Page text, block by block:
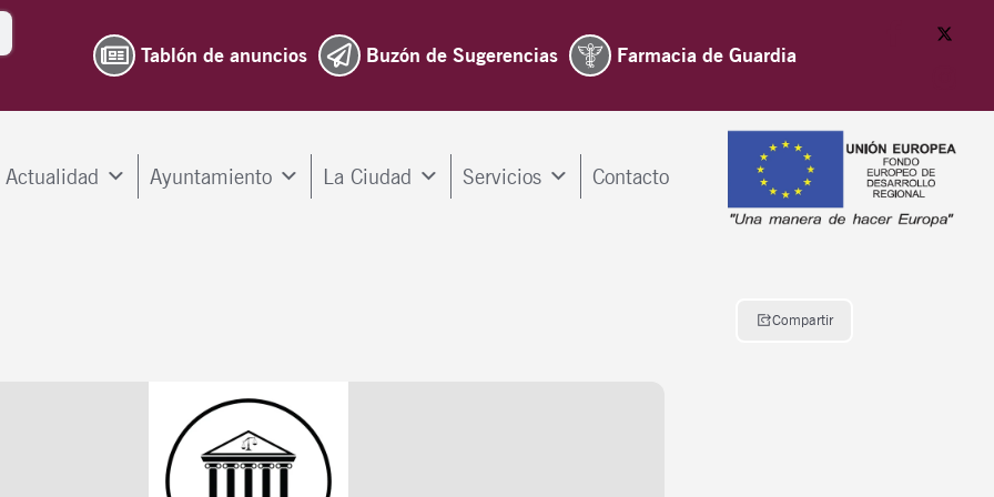
Tablón de anuncios Buzón de Sugerencias Farmacia de Guardia
Actualidad Ayuntamiento La Ciudad Servicios Contacto
Compartir